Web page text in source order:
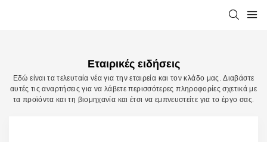
Εταιρικές ειδήσεις
Εδώ είναι τα τελευταία νέα για την εταιρεία και τον κλάδο μας. Διαβάστε
αυτές τις αναρτήσεις για να λάβετε περισσότερες πληροφορίες σχετικά με
τα προϊόντα και τη βιομηχανία και έτσι να εμπνευστείτε για το έργο σας.